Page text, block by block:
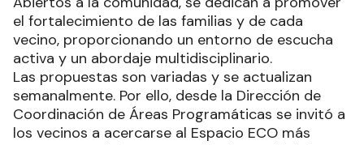
el fortalecimiento de las familias y de cada
vecino, proporcionando un entorno de escucha
activa y un abordaje multidisciplinario.
Las propuestas son variadas y se actualizan
semanalmente. Por ello, desde la Dirección de
Coordinación de Áreas Programáticas se invitó a
los vecinos a acercarse al Espacio ECO más